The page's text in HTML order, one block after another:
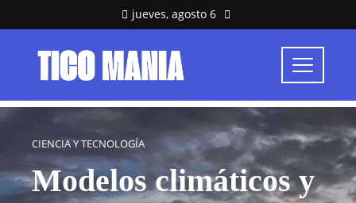
jueves, agosto 6
CIENCIA Y TECNOLOGÍA
Modelos climáticos y